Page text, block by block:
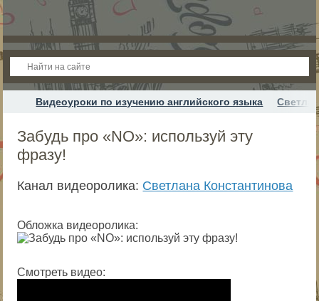
Видеоуроки по изучению английского языка
Забудь про «NO»: используй эту
фразу!
Канал видеоролика: Светлана Константинова
Обложка видеоролика:
Смотреть видео: